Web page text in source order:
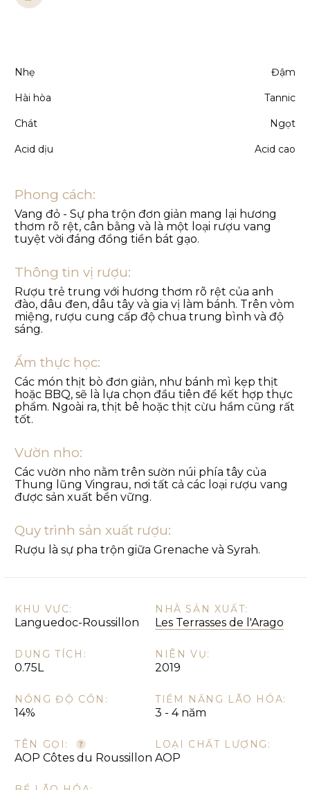
Nhẹ Đậm
Hài hòa Tannic
Chát Ngọt
Acid dịu Acid cao
Phong cách:
Vang đỏ - Sự pha trộn đơn giản mang lại hương
thơm rõ rệt, cân bằng và là một loại rượu vang
tuyệt vời đáng đồng tiền bát gạo.
Thông tin vị rượu:
Rượu trẻ trung với hương thơm rõ rệt của anh
đào, dâu đen, dâu tây và gia vị làm bánh. Trên vòm
miệng, rượu cung cấp độ chua trung bình và độ
sáng.
Ẩm thực học:
Các món thịt bò đơn giản, như bánh mì kẹp thịt
hoặc BBQ, sẽ là lựa chọn đầu tiên để kết hợp thực
phẩm. Ngoài ra, thịt bê hoặc thịt cừu hầm cũng rất
tốt.
Vườn nho:
Các vườn nho nằm trên sườn núi phía tây của
Thung lũng Vingrau, nơi tất cả các loại rượu vang
được sản xuất bền vững.
Quy trình sản xuất rượu:
Rượu là sự pha trộn giữa Grenache và Syrah.
KHU VỰC:
Languedoc-Roussillon
NHÀ SẢN XUẤT:
Les Terrasses de l'Arago
DUNG TÍCH:
0.75L
NIÊN VỤ:
2019
NỒNG ĐỘ CỒN:
14%
TIỀM NĂNG LÃO HÓA:
3 - 4 năm
TÊN GỌI:
AOP Côtes du Roussillon
LOẠI CHẤT LƯỢNG:
AOP